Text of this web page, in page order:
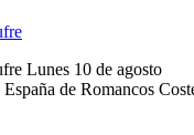
Lunes 10 de agosto
de Romancos